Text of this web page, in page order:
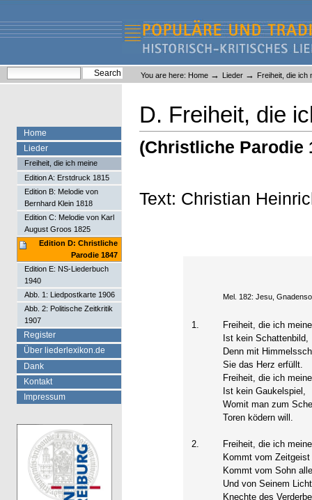
content.
navigation
Liederlexikon
Personal
tools
You are here: Home → Lieder → Freiheit, die ich
D. Freiheit, die
(Christliche Parodie
Text: Christian
Mel. 182: Jesu,
1.
Freiheit, die ich
Ist kein Schattenbild,
Denn mit
Sie das Herz erfüllt.
Freiheit, die ich
Ist kein Gaukelspiel,
Womit man zum
Toren ködern will.
2.
Freiheit, die ich
Kommt vom
Kommt vom Sohn
Und von Seinem
Knechte des
Home
Lieder
Freiheit, die ich meine
Edition A: Erstdruck 1815
Edition B: Melodie von
Bernhard Klein 1818
Edition C: Melodie von Karl
August Groos 1825
Edition D: Christliche
Parodie 1847
Edition E: NS-Liederbuch
1940
Abb. 1: Liedpostkarte 1906
Abb. 2: Politische Zeitkritik
1907
Register
Über liederlexikon.de
Dank
Kontakt
Impressum